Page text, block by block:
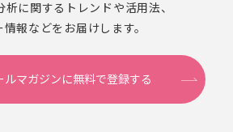
析に関するトレンドや活用法、
報などをお届けします。
ルマガジンに無料で登録する